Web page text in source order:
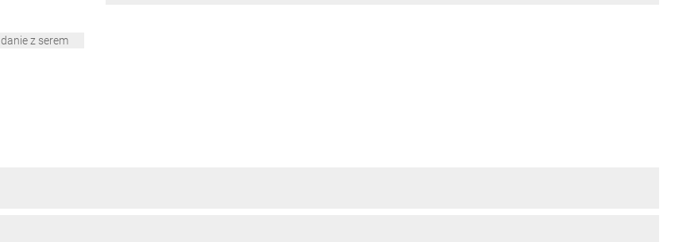
danie z serem